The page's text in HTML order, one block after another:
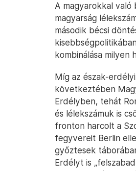
A magyarokkal
magyarság
második bécsi
kombinálása milyen
Míg az észak-
következtében
Erdélyben, tehát
és lélekszámuk is
fronton harcolt a
fegyvereit Berlin
győztesek
Erdélyt is